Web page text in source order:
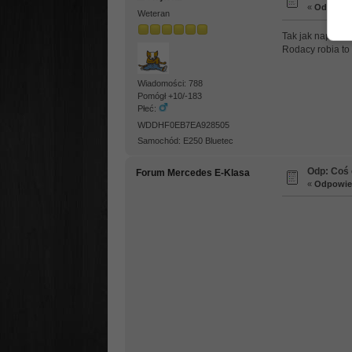
Weteran
Wiadomości: 788
Pomógł +10/-183
Płeć:
WDDHF0EB7EA928505
Samochód: E250 Bluetec
«
Tak jak
Rodacy robia to
Forum Mercedes E-Klasa Odp: Coś
«